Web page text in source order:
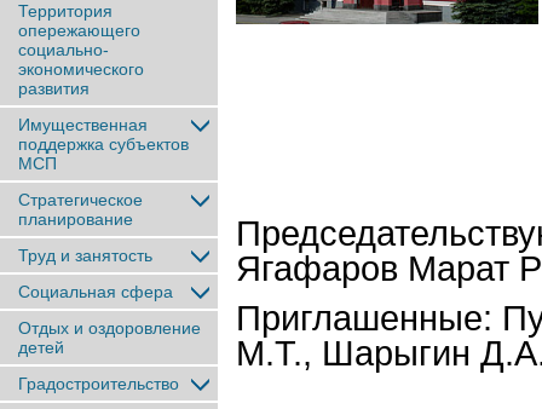
Территория
опережающего
социально-
экономического
развития
Имущественная
поддержка субъектов
МСП
Стратегическое
планирование
Труд и занятость
Социальная сфера
Отдых и оздоровление
детей
Градостроительство
Ягафаров Марат
Приглашенные:
М.Т., Шарыгин